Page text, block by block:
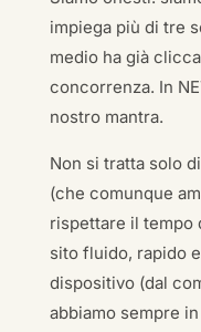
impiega più di tre
medio ha già
concorrenza. In
nostro mantra.
Non si tratta solo
(che comunque
rispettare il tempo
sito fluido, rapido
dispositivo (dal
abbiamo sempre